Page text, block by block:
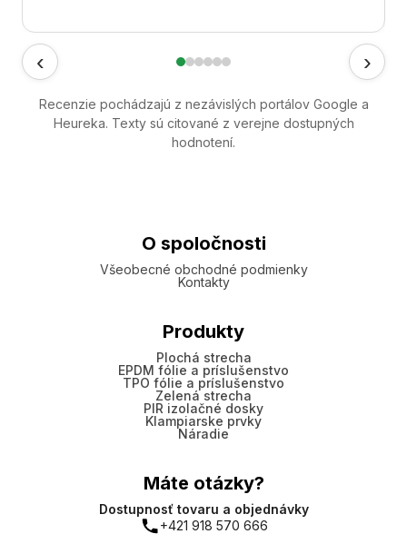
‹ ›
Recenzie pochádzajú z nezávislých portálov Google a
Heureka. Texty sú citované z verejne dostupných
hodnotení.
O spoločnosti
Všeobecné obchodné podmienky
Kontakty
Produkty
Plochá strecha
EPDM fólie a príslušenstvo
TPO fólie a príslušenstvo
Zelená strecha
PIR izolačné dosky
Klampiarske prvky
Náradie
Máte otázky?
Dostupnosť tovaru a objednávky
+421 918 570 666